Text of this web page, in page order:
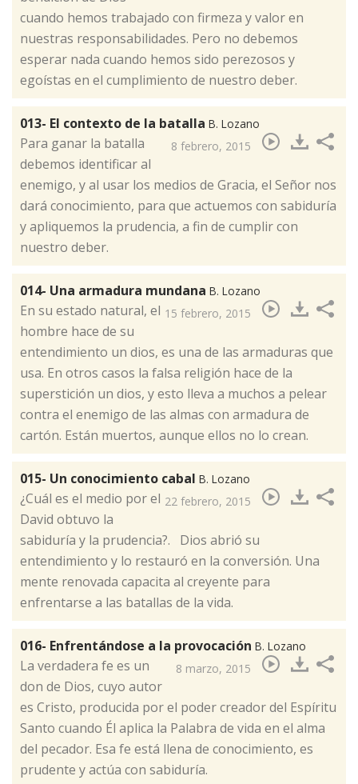
cuando hemos trabajado con firmeza y valor en
nuestras responsabilidades. Pero no debemos
esperar nada cuando hemos sido perezosos y
egoístas en el cumplimiento de nuestro deber.​
013- El contexto de la batalla B. Lozano
8 febrero, 2015
​Para ganar la batalla
debemos identificar al
enemigo, y al usar los medios de Gracia, el Señor nos
dará conocimiento, para que actuemos con sabiduría
y apliquemos la prudencia, a fin de cumplir con
nuestro deber.
014- Una armadura mundana B. Lozano
15 febrero, 2015
​En su estado natural, el
hombre hace de su
entendimiento un dios, es una de las armaduras que
usa. En otros casos la falsa religión hace de la
superstición un dios, y esto lleva a muchos a pelear
contra el enemigo de las almas con armadura de
cartón. Están muertos, aunque ellos no lo crean.
015- Un conocimiento cabal B. Lozano
22 febrero, 2015
​¿Cuál es el medio por el
David obtuvo la
sabiduría y la prudencia?. Dios abrió su
entendimiento y lo restauró en la conversión. Una
mente renovada capacita al creyente para
enfrentarse a las batallas de la vida.
016- Enfrentándose a la provocación B. Lozano
8 marzo, 2015
​La verdadera fe es un
don de Dios, cuyo autor
es Cristo, producida por el poder creador del Espíritu
Santo cuando Él aplica la Palabra de vida en el alma
del pecador. Esa fe está llena de conocimiento, es
prudente y actúa con sabiduría.